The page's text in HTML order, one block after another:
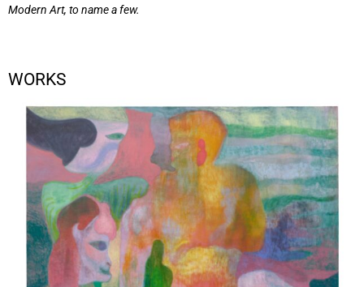
Modern Art, to name a few.
WORKS